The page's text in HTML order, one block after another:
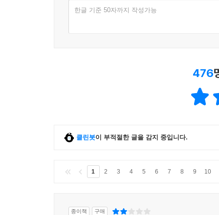
한글 기준 50자까지 작성가능
476
클린봇이 부적절한 글을 감지 중입니다.
1 2 3 4 5 6 7 8 9 10
종이책 구매